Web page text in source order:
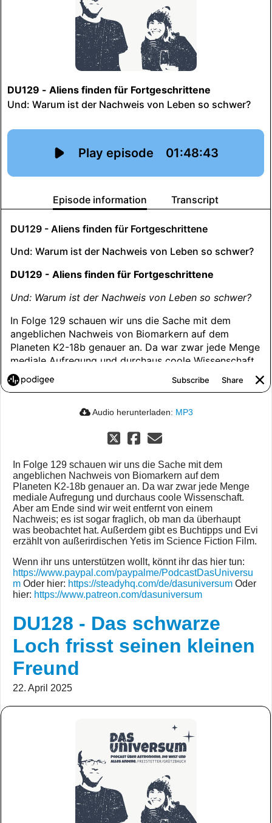
Audio herunterladen: MP3
In Folge 129 schauen wir uns die Sache mit dem
angeblichen Nachweis von Biomarkern auf dem
Planeten K2-18b genauer an. Da war zwar jede Menge
mediale Aufregung und durchaus coole Wissenschaft.
Aber am Ende sind wir weit entfernt von einem
Nachweis; es ist sogar fraglich, ob man da überhaupt
was beobachtet hat. Außerdem gibt es Buchtipps und Evi
erzählt von außerirdischen Yetis im Science Fiction Film.
Wenn ihr uns unterstützen wollt, könnt ihr das hier tun:
https://www.paypal.com/paypalme/PodcastDasUniversu
m Oder hier: https://steadyhq.com/de/dasuniversum Oder
hier: https://www.patreon.com/dasuniversum
DU128 - Das schwarze
Loch frisst seinen kleinen
Freund
22. April 2025